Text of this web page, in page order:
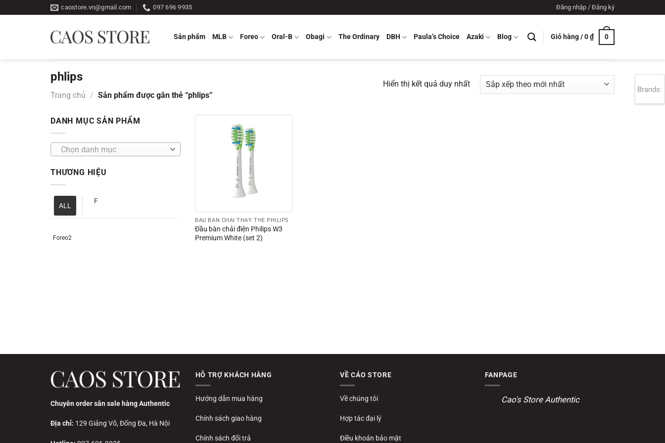
qua
caostore.vn@gmail.com 097 696 9935 Đăng nhập / Đăng ký
Sản phẩm MLB Foreo Oral-B Obagi The Ordinary DBH Paula’s Choice Azaki Blog Giỏ hàng /0₫ 0
phlips
Trang chủ / Sản phẩm được gắn thẻ “phlips”
Hiển thị kết quả duy nhất
DANH MỤC SẢN PHẨM
Chọn danh mục
THƯƠNG HIỆU
ALL
F
Foreo2
ĐẦU BÀN CHẢI THAY THẾ PHILIPS
Đầu bàn chải điện Philips W3
Premium White (set 2)
Chuyên order săn sale hàng Authentic
Địa chỉ: 129 Giảng Võ, Đống Đa, Hà Nội
HỖ TRỢ KHÁCH HÀNG
Hướng dẫn mua hàng
Chính sách giao hàng
Chính sách đổi trả
VỀ CÁO STORE
Về chúng tôi
Hợp tác đại lý
Điều khoản bảo mật
FANPAGE
Cao's Store Authentic
Brands: